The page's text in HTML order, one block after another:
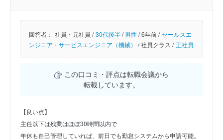
回答者： 社員・元社員 / 30代後半/男性/6年前 / セールスエ
ンジニア・サービスエンジニア（機械） /社員クラス / 正社員
この口コミ・評点は転職会議から
転載しています。
【良い点】
主任以下は残業はほぼ30時間以内で
年休も自己管理していれば、前日でも勤怠システムから申請可能。